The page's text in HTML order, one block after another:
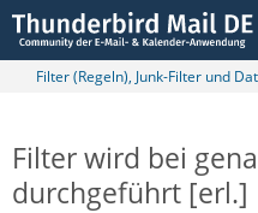
Filter (Regeln), Junk-Filter und
Filter wird bei
durchgeführt [erl.]